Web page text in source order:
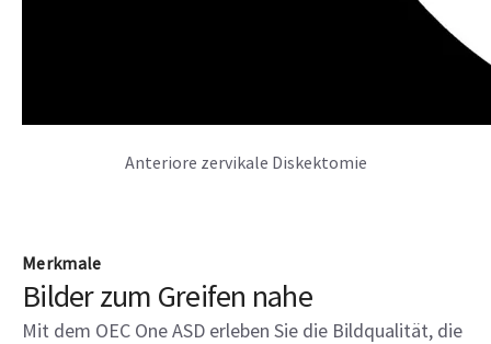
Anteriore zervikale Diskektomie
Merkmale
Bilder zum Greifen nahe
Mit dem OEC One ASD erleben Sie die Bildqualität, die